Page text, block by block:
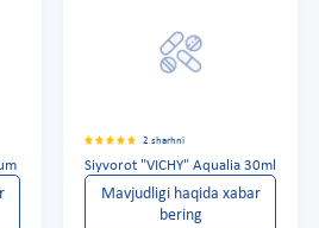
2 sharhni
Siyvorot "VICHY" Aqualia 30ml
Mavjudligi haqida xabar
bering